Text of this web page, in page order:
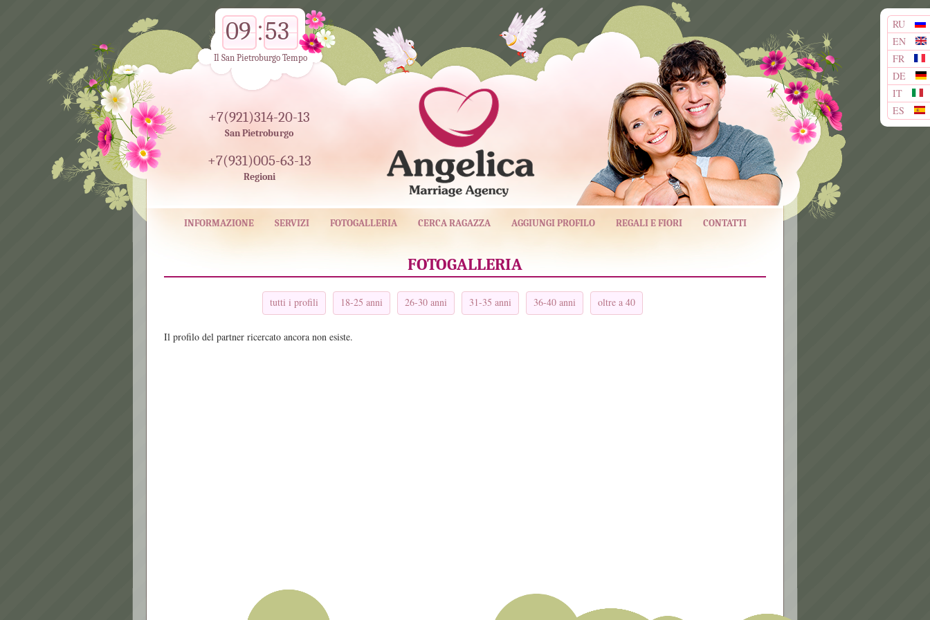
RU
EN
FR
DE
IT
ES
+7(921)314-20-13
San Pietroburgo
+7(931)005-63-13
Regioni
09 53
Il San Pietroburgo Tempo
INFORMAZIONE SERVIZI FOTOGALLERIA CERCA RAGAZZA AGGIUNGI PROFILO REGALI E FIORI CONTATTI
FOTOGALLERIA
tutti i profili 18-25 anni 26-30 anni 31-35 anni 36-40 anni oltre a 40
Il profilo del partner ricercato ancora non esiste.